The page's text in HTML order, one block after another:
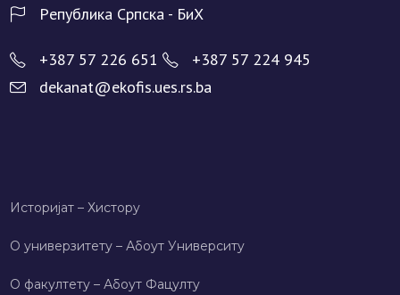
Рeпублика Српска - БиХ
+387 57 226 651
+387 57 224 945
dekanat@ekofis.ues.rs.ba
Историјат – Хисторy
О универзитету – Абоут Университy
О факултету – Абоут Фацултy